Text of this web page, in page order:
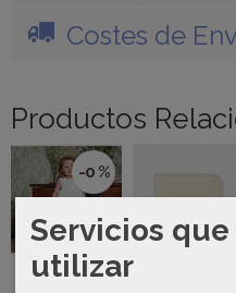
Costes de
Productos
-0 %
Lor Miral -
Servicios
utilizar